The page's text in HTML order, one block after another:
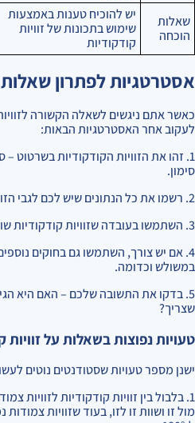
שאלות
הוכחה
יש להוכיח טענות באמצעות
שימוש בתכונות של זוויות
קודקודיות
אסטרטגיות לפתרון שאלות
כאשר אתם ניגשים לשאלה הקשורה
לעקוב אחר האסטרטגיות הבאות:
1. זהו את הזוויות הקודקודיות בשרטוט
סימון.
2. רשמו את כל הנתונים שיש לכם לגבי הזוויות השונות.
3. השתמשו בעובדה שזוויות קודקודיות שוות זו לזו כדי להשלים מידע חסר.
4. אם יש צורך, השתמשו גם בחוקים
במשולש וכדומה.
5. בדקו את התשובה שלכם – האם היא
שצריך?
טעויות נפוצות בשאלות על זוויות
ישנן מספר טעויות שסטודנטים נוטים
1. בלבול בין זוויות קודקודיות לזוויות
מול זו ושוות זו לזו, בעוד שזוויות